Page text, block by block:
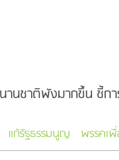
นชาติพังมากขึ้น ชี้กา
แก้รัฐธรรมนูญ พรรคเ